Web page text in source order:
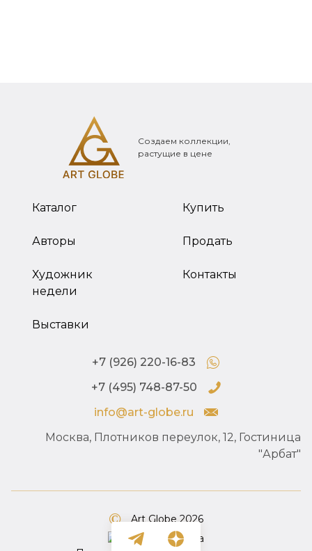
Создаем коллекции,
растущие в цене
Каталог
Авторы
Художник
недели
Выставки
Купить
Продать
Контакты
+7 (926) 220-16-83
+7 (495) 748-87-50
info@art-globe.ru
Москва, Плотников переулок, 12, Гостиница
"Арбат"
Art Globe 2026